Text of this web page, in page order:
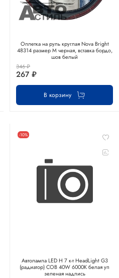
Оплетка на руль круглая Nova Bright
48314 размер М черная, вставка бордо,
шов белый
346 ₽
267 ₽
В корзину
-10%
Автолампа LED Н 7 к-т HeadLight G3
(радиатор) COB 40W 6000К белая уп
зеленая надпись